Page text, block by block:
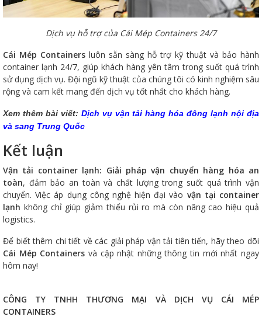
Dịch vụ hỗ trợ của Cái Mép Containers 24/7
Cái Mép Containers luôn sẵn sàng hỗ trợ kỹ thuật và bảo hành
container lạnh 24/7, giúp khách hàng yên tâm trong suốt quá trình
sử dụng dịch vụ. Đội ngũ kỹ thuật của chúng tôi có kinh nghiệm sâu
rộng và cam kết mang đến dịch vụ tốt nhất cho khách hàng.
Xem thêm bài viết: Dịch vụ vận tải hàng hóa đông lạnh nội địa
và sang Trung Quốc
Kết luận
Vận tải container lạnh: Giải pháp vận chuyển hàng hóa an
toàn, đảm bảo an toàn và chất lượng trong suốt quá trình vận
chuyển. Việc áp dụng công nghệ hiện đại vào vận tại container
lạnh không chỉ giúp giảm thiểu rủi ro mà còn nâng cao hiệu quả
logistics.
Để biết thêm chi tiết về các giải pháp vận tải tiên tiến, hãy theo dõi
Cái Mép Containers và cập nhật những thông tin mới nhất ngay
hôm nay!
CÔNG TY TNHH THƯƠNG MẠI VÀ DỊCH VỤ CÁI MÉP
CONTAINERS